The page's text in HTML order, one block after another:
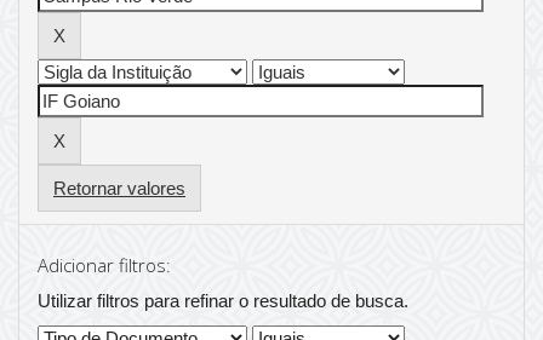
Retornar valores
Adicionar filtros:
Utilizar filtros para refinar o resultado de busca.